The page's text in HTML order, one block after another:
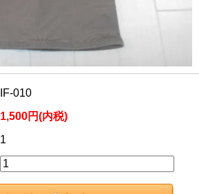
IF-010
1,500円(内税)
1